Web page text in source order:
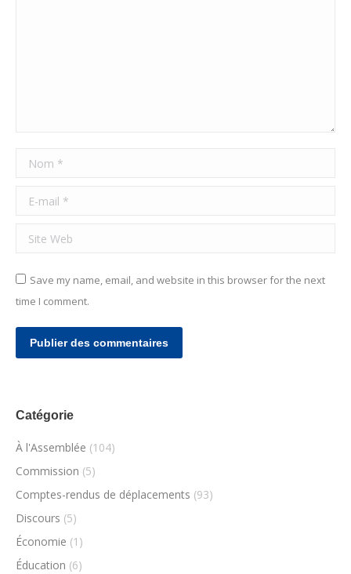
Nom *
E-mail *
Site Web
Save my name, email, and website in this browser for the next
time I comment.
Publier des commentaires
Catégorie
À l'Assemblée (104)
Commission (5)
Comptes-rendus de déplacements (93)
Discours (5)
Économie (1)
Éducation (6)